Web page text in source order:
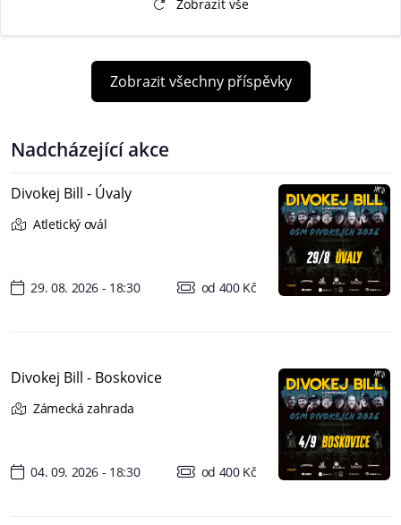
Zobrazit vše
Zobrazit všechny příspěvky
Nadcházející akce
Divokej Bill - Úvaly
Atletický ovál
29. 08. 2026 - 18:30 od 400 Kč
Divokej Bill - Boskovice
Zámecká zahrada
04. 09. 2026 - 18:30 od 400 Kč